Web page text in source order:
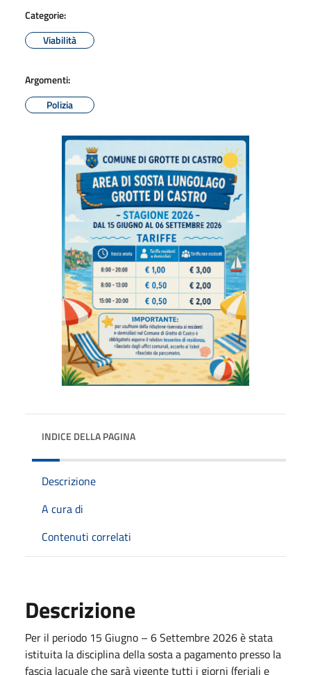
Categorie:
Viabilità
Argomenti:
Polizia
INDICE DELLA PAGINA
Descrizione
A cura di
Contenuti correlati
Descrizione
Per il periodo 15 Giugno – 6 Settembre 2026 è stata
istituita la disciplina della sosta a pagamento presso la
fascia lacuale che sarà vigente tutti i giorni (feriali e